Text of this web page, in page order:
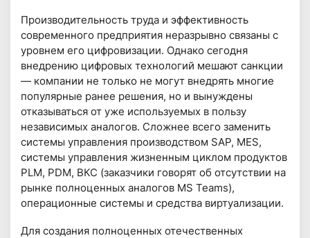
Производительность труда и эффективность
современного предприятия неразрывно связаны с
уровнем его цифровизации. Однако сегодня
внедрению цифровых технологий мешают санкции
— компании не только не могут внедрять многие
популярные ранее решения, но и вынуждены
отказываться от уже используемых в пользу
независимых аналогов. Сложнее всего заменить
системы управления производством SAP, MES,
системы управления жизненным циклом продуктов
PLM, PDM, ВКС (заказчики говорят об отсутствии на
рынке полноценных аналогов MS Teams),
операционные системы и средства виртуализации.
Для создания полноценных отечественных